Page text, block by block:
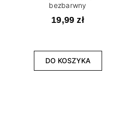
bezbarwny
19,99 zł
DO KOSZYKA